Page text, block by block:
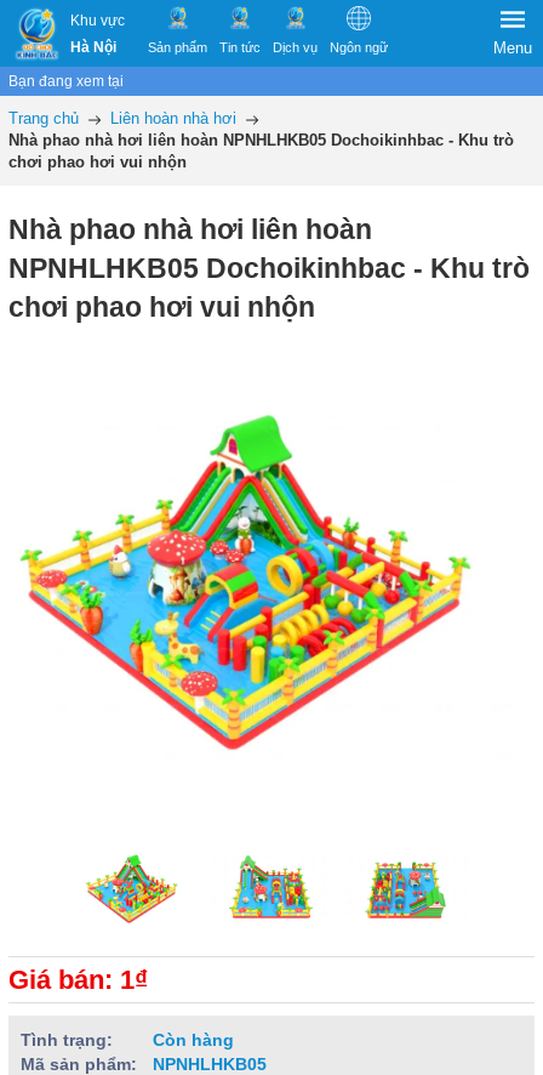
Khu vực
Hà Nội
Sản phẩm Tin tức Dịch vụ Ngôn ngữ Menu
Bạn đang xem tại
Trang chủ
Liên hoàn nhà hơi
Nhà phao nhà hơi liên hoàn NPNHLHKB05 Dochoikinhbac - Khu trò
chơi phao hơi vui nhộn
Nhà phao nhà hơi liên hoàn
NPNHLHKB05 Dochoikinhbac - Khu trò
chơi phao hơi vui nhộn
Giá bán: 1₫
Tình trạng:
Còn hàng
Mã sản phẩm:
NPNHLHKB05